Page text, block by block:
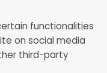
functionalities
on social media
third-party